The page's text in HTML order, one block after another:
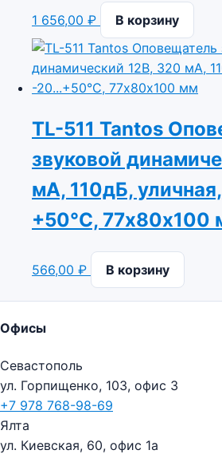
1 656,00 ₽ В корзину
TL-511 Tantos
звуковой
мА, 110дБ,
+50°C, 77х80х100
566,00 ₽ В корзину
Офисы
Севастополь
ул. Горпищенко, 103, офис 3
+7 978 768-98-69
Ялта
ул. Киевская, 60, офис 1а